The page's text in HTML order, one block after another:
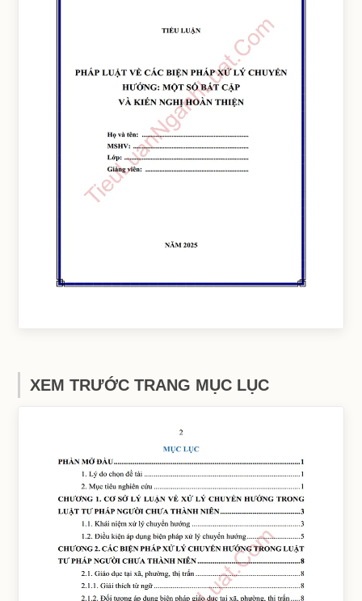
XEM TRƯỚC TRANG MỤC LỤC